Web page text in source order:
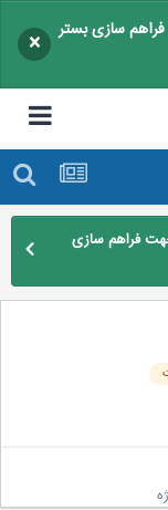
سازی بستر
×
فراهم سازی